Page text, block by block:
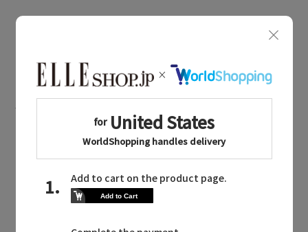
MAILMAGAZINE
メゾン・エヌ・アッシュ・パリに関連するメールマガジン
ュ・パリ」に注目